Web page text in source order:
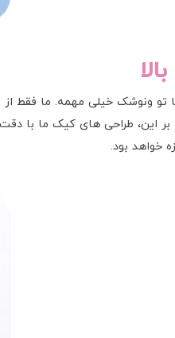
تو ونوشک خیلی مهمه. ما فقط
خواهد بود.